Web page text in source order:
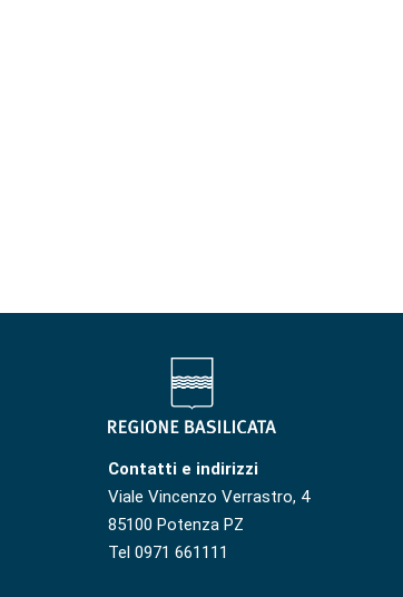
Contatti e indirizzi
Viale Vincenzo Verrastro, 4
85100 Potenza PZ
Tel 0971 661111